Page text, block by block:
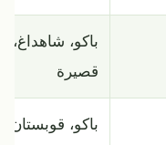
باكو، شاهداغ،
قصيرة
باكو، قوبستان،